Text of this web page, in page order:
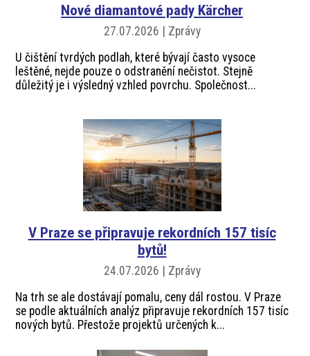
Nové diamantové pady Kärcher
27.07.2026 | Zprávy
U čištění tvrdých podlah, které bývají často vysoce
leštěné, nejde pouze o odstranění nečistot. Stejně
důležitý je i výsledný vzhled povrchu. Společnost...
V Praze se připravuje rekordních 157 tisíc
bytů!
24.07.2026 | Zprávy
Na trh se ale dostávají pomalu, ceny dál rostou. V Praze
se podle aktuálních analýz připravuje rekordních 157 tisíc
nových bytů. Přestože projektů určených k...